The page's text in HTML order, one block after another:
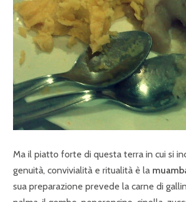
Ma il piatto forte di questa terra in cui si
genuità, convivialità e ritualità è la
sua preparazione prevede la carne di